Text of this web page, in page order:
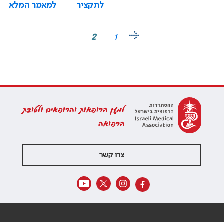
לתקציר
למאמר המלא
1
2
למען הרופאות והרופאים ולטובת
הרפואה
צרו קשר